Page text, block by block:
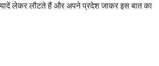
यादें लेकर लौटते हैं और अपने प्रदेश जाकर इस बात का